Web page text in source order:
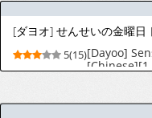
[ダヨオ] せんせいの金曜
5(15)[Dayoo]
[矢野トシノリ] もっとマ